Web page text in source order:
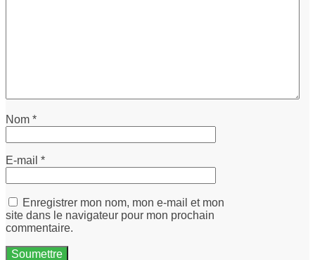
Nom *
E-mail *
Enregistrer mon nom, mon e-mail et mon
site dans le navigateur pour mon prochain
commentaire.